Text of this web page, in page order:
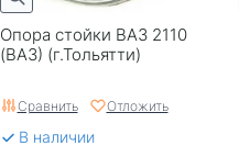
Опора стойки ВАЗ 2110
(ВАЗ) (г.Тольятти)
Сравнить Отложить
В наличии